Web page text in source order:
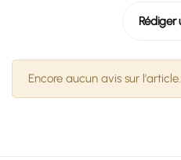
Rédiger
Encore aucun avis sur l'article.